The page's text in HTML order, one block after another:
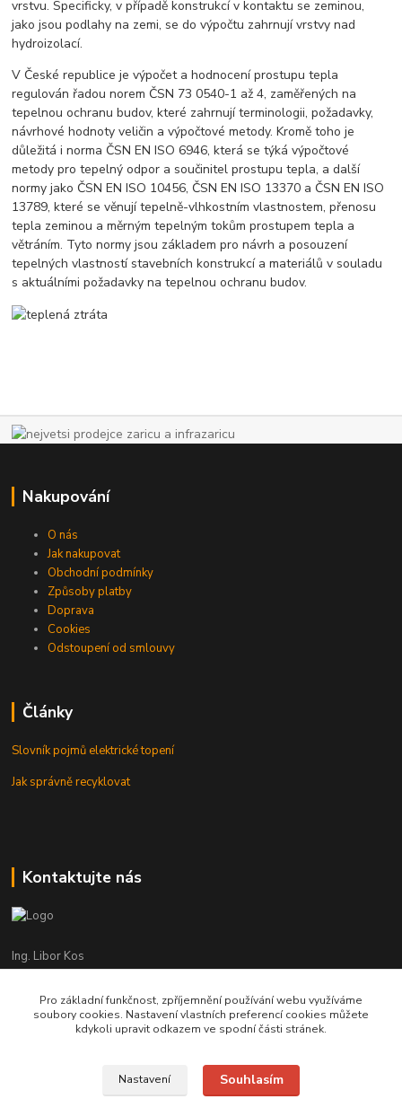
vrstvu. Specificky, v případě konstrukcí v kontaktu se zeminou,
jako jsou podlahy na zemi, se do výpočtu zahrnují vrstvy nad
hydroizolací.
V České republice je výpočet a hodnocení prostupu tepla
regulován řadou norem ČSN 73 0540-1 až 4, zaměřených na
tepelnou ochranu budov, které zahrnují terminologii, požadavky,
návrhové hodnoty veličin a výpočtové metody. Kromě toho je
důležitá i norma ČSN EN ISO 6946, která se týká výpočtové
metody pro tepelný odpor a součinitel prostupu tepla, a další
normy jako ČSN EN ISO 10456, ČSN EN ISO 13370 a ČSN EN ISO
13789, které se věnují tepelně-vlhkostním vlastnostem, přenosu
tepla zeminou a měrným tepelným tokům prostupem tepla a
větráním. Tyto normy jsou základem pro návrh a posouzení
tepelných vlastností stavebních konstrukcí a materiálů v souladu
s aktuálními požadavky na tepelnou ochranu budov.
Nakupování
O nás
Jak nakupovat
Obchodní podmínky
Způsoby platby
Doprava
Cookies
Odstoupení od smlouvy
Články
Slovník pojmů elektrické topení
Jak správně recyklovat
Kontaktujte nás
Ing. Libor Kos
+420 601 555 225
(Po-Pá: 8-17:00 hod.)
info@infrasystemy.cz
Pro základní funkčnost, zpříjemnění používání webu využíváme
soubory cookies. Nastavení vlastních preferencí cookies můžete
kdykoli upravit odkazem ve spodní části stránek.
Nastavení Souhlasím